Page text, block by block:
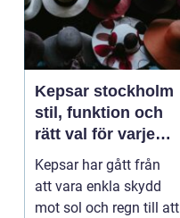
Kepsar stockholm
stil, funktion och
rätt val för varje
huvud
Kepsar har gått från
att vara enkla skydd
mot sol och regn till att